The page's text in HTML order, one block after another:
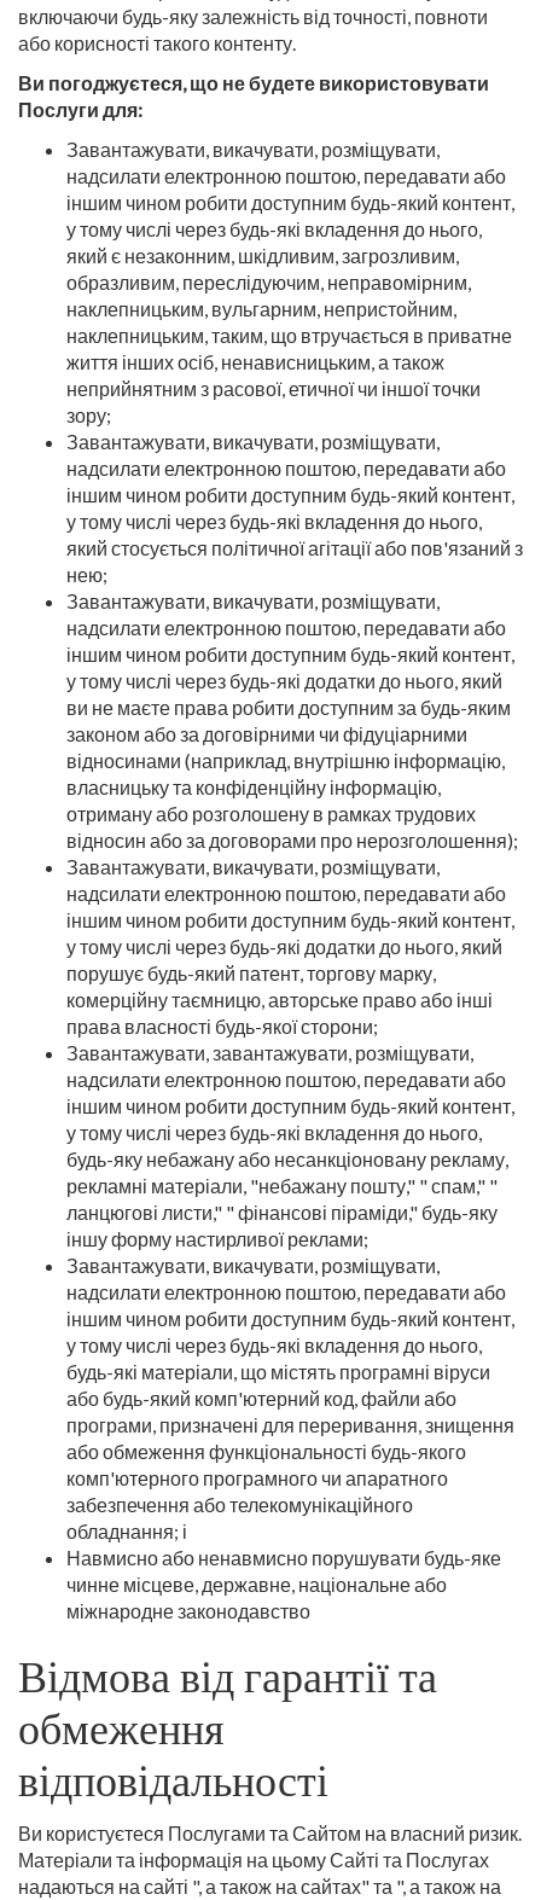
включаючи будь-яку залежність від точності, повноти
або корисності такого контенту.
Ви погоджуєтеся, що не будете використовувати
Послуги для:
Завантажувати, викачувати, розміщувати,
надсилати електронною поштою, передавати або
іншим чином робити доступним будь-який контент,
у тому числі через будь-які вкладення до нього,
який є незаконним, шкідливим, загрозливим,
образливим, переслідуючим, неправомірним,
наклепницьким, вульгарним, непристойним,
наклепницьким, таким, що втручається в приватне
життя інших осіб, ненависницьким, а також
неприйнятним з расової, етичної чи іншої точки
зору;
Завантажувати, викачувати, розміщувати,
надсилати електронною поштою, передавати або
іншим чином робити доступним будь-який контент,
у тому числі через будь-які вкладення до нього,
який стосується політичної агітації або пов'язаний з
нею;
Завантажувати, викачувати, розміщувати,
надсилати електронною поштою, передавати або
іншим чином робити доступним будь-який контент,
у тому числі через будь-які додатки до нього, який
ви не маєте права робити доступним за будь-яким
законом або за договірними чи фідуціарними
відносинами (наприклад, внутрішню інформацію,
власницьку та конфіденційну інформацію,
отриману або розголошену в рамках трудових
відносин або за договорами про нерозголошення);
Завантажувати, викачувати, розміщувати,
надсилати електронною поштою, передавати або
іншим чином робити доступним будь-який контент,
у тому числі через будь-які додатки до нього, який
порушує будь-який патент, торгову марку,
комерційну таємницю, авторське право або інші
права власності будь-якої сторони;
Завантажувати, завантажувати, розміщувати,
надсилати електронною поштою, передавати або
іншим чином робити доступним будь-який контент,
у тому числі через будь-які вкладення до нього,
будь-яку небажану або несанкціоновану рекламу,
рекламні матеріали, "небажану пошту," " спам," "
ланцюгові листи," " фінансові піраміди," будь-яку
іншу форму настирливої реклами;
Завантажувати, викачувати, розміщувати,
надсилати електронною поштою, передавати або
іншим чином робити доступним будь-який контент,
у тому числі через будь-які вкладення до нього,
будь-які матеріали, що містять програмні віруси
або будь-який комп'ютерний код, файли або
програми, призначені для переривання, знищення
або обмеження функціональності будь-якого
комп'ютерного програмного чи апаратного
забезпечення або телекомунікаційного
обладнання; і
Навмисно або ненавмисно порушувати будь-яке
чинне місцеве, державне, національне або
міжнародне законодавство
Відмова від гарантії та
обмеження
відповідальності
Ви користуєтеся Послугами та Сайтом на власний ризик.
Матеріали та інформація на цьому Сайті та Послугах
надаються на сайті ", а також на сайтах" та ", а також на